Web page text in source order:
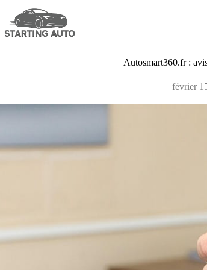
contenu
Autosmart360.fr :
février